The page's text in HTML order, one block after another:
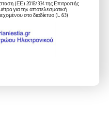
(ΕΕ) 2018/334 της Επιτροπής
για την αποτελεσματική
στο διαδίκτυο (L 63)